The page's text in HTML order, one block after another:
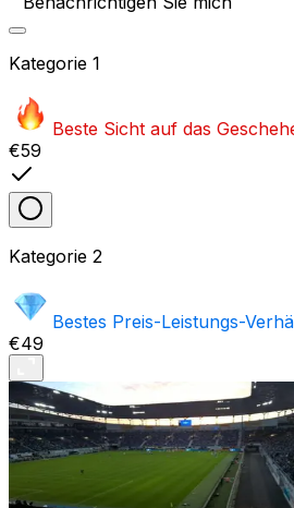
Kategorie 1
Beste Sicht auf das
€59
Kategorie 2
Bestes Preis-Leistungs-
€49